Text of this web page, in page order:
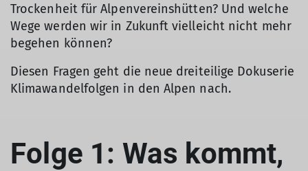
Trockenheit für Alpenvereinshütten? Und welche
Wege werden wir in Zukunft vielleicht nicht mehr
begehen können?
Diesen Fragen geht die neue dreiteilige Dokuserie
Klimawandelfolgen in den Alpen nach.
Folge 1: Was kommt,